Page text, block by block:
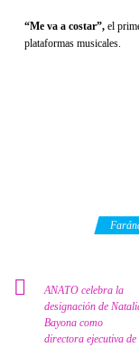
“Me va a costar”, el
plataformas musicales.
ANATO celebra la
designación de
Bayona como
directora ejecutiva de